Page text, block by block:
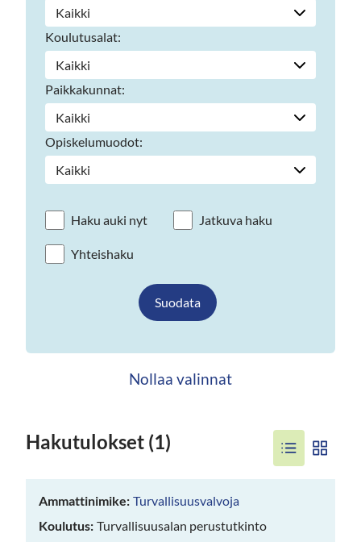
Koulutusalat:
Paikkakunnat:
Opiskelumuodot:
Haku auki nyt Jatkuva haku
Yhteishaku
Suodata
Nollaa valinnat
Hakutulokset (1)
Vaihda
Ammattinimike: Turvallisuusvalvoja
Koulutus: Turvallisuusalan perustutkinto